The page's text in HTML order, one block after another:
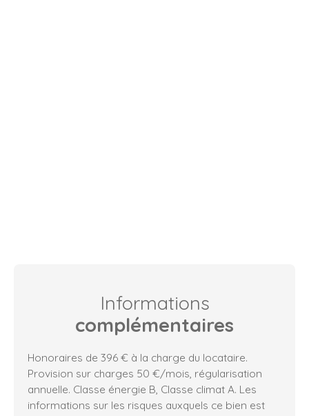
Informations
complémentaires
Honoraires de 396 € à la charge du locataire.
Provision sur charges 50 €/mois, régularisation
annuelle. Classe énergie B, Classe climat A. Les
informations sur les risques auxquels ce bien est